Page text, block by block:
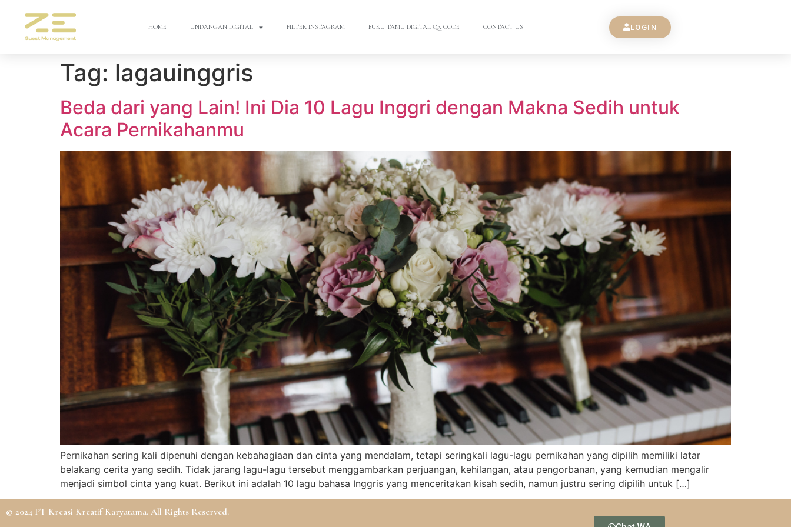
HOME UNDANGAN DIGITAL FILTER INSTAGRAM BUKU TAMU DIGITAL QR CODE CONTACT US LOGIN
Tag: lagauinggris
Beda dari yang Lain! Ini Dia 10 Lagu Inggri dengan Makna Sedih untuk
Acara Pernikahanmu
Pernikahan sering kali dipenuhi dengan kebahagiaan dan cinta yang mendalam, tetapi seringkali lagu-lagu pernikahan yang dipilih memiliki latar
belakang cerita yang sedih. Tidak jarang lagu-lagu tersebut menggambarkan perjuangan, kehilangan, atau pengorbanan, yang kemudian mengalir
menjadi simbol cinta yang kuat. Berikut ini adalah 10 lagu bahasa Inggris yang menceritakan kisah sedih, namun justru sering dipilih untuk […]
© 2024 PT Kreasi Kreatif Karyatama. All Rights Reserved.